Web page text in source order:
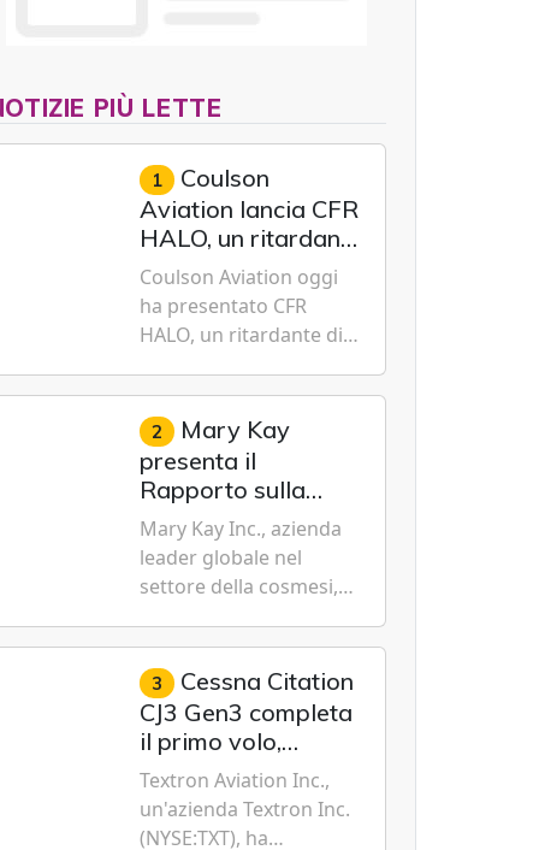
PIÙ LETTE
1 Coulson
Aviation lancia CFR
HALO, un ritardante
di fiamma a effetto
prolungato studiato
per la moderna
lotta aerea contro
gli incendi
Coulson Aviation oggi
ha presentato CFR
HALO, un ritardante di
generazione a effetto
prolungato progettato
specificamente per i
velivoli moderni, i
sistemi di serbatoi e le
missioni an...
2 Mary Kay
presenta il
Rapporto sulla
sostenibilità 2026,
evidenziando i
progressi
realizzati a livello
globale nelle sfere
sociale, economica
e ambientale
Mary Kay Inc., azienda
leader globale nel
settore della cosmesi,
sostenibilità e
dell'emancipazione
femminile, oggi ha
presentato il suo
Rapporto sulla
sostenibilità 2026, una
panora...
3 Cessna Citation
CJ3 Gen3 completa
il primo volo,
avvicinando il jet
leggero di nuova
generazione alla
Textron Aviation Inc.,
un'azienda Textron Inc.
(NYSE:TXT), ha